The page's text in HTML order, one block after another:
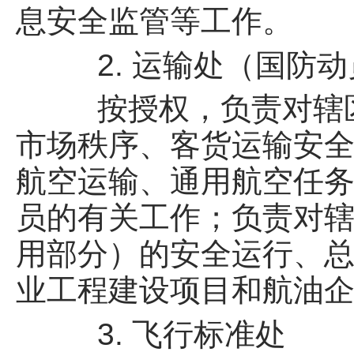
息安全监管等工作。
2. 运输处（国防动
按授权，负责对辖
市场秩序、客货运输安
航空运输、通用航空任
员的有关工作；负责对
用部分）的安全运行、
业工程建设项目和航油
3. 飞行标准处